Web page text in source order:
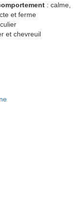
: calme,
et ferme
et chevreuil